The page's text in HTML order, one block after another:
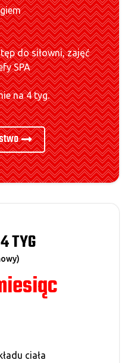
do siłowni, zajęć
SPA
na 4 tyg.
TYG
ciała